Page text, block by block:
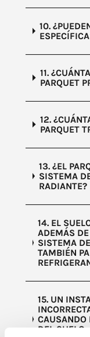
10.
11.
PARQUET
12.
PARQUET
13. ¿EL
SISTEMA
RADIANTE?
14. EL
ADEMÁS
SISTEMA
TAMBIÉN
15. UN
CAUSANDO
DEL SUELO: